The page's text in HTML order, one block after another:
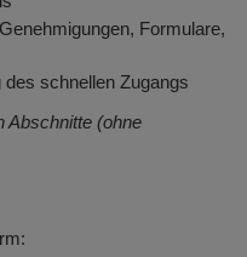
Formulare,
schnellen Zugangs
Abschnitte (ohne